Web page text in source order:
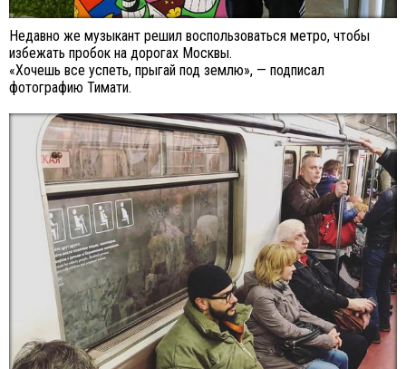
Недавно же музыкант решил воспользоваться метро, чтобы
избежать пробок на дорогах Москвы.
«Хочешь все успеть, прыгай под землю», — подписал
фотографию Тимати.